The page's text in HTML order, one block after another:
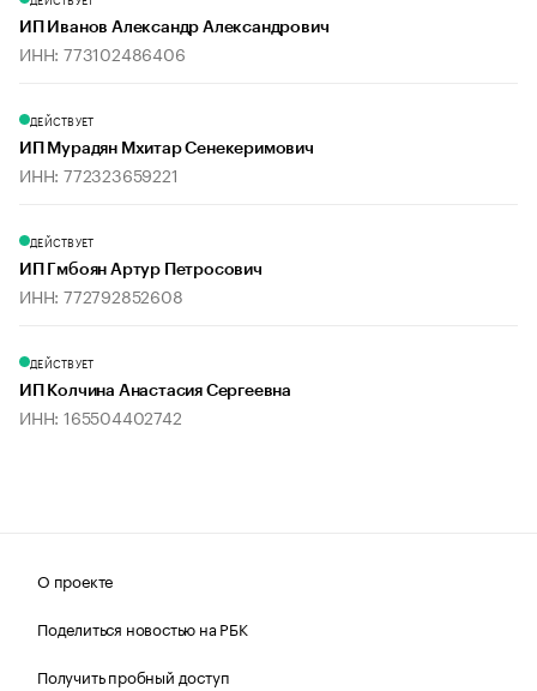
ИП Иванов Александр Александрович
ИНН: 773102486406
ДЕЙСТВУЕТ
ИП Мурадян Мхитар Сенекеримович
ИНН: 772323659221
ДЕЙСТВУЕТ
ИП Гмбоян Артур Петросович
ИНН: 772792852608
ДЕЙСТВУЕТ
ИП Колчина Анастасия Сергеевна
ИНН: 165504402742
О проекте
Поделиться новостью на РБК
Получить пробный доступ